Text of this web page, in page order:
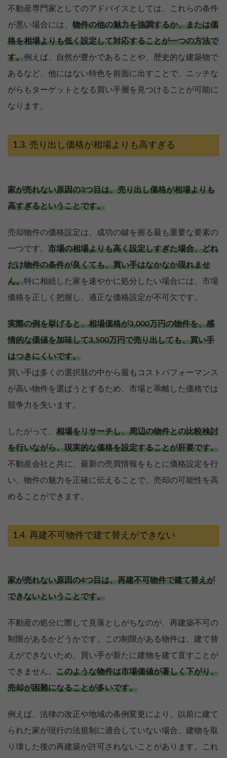
不動産専門家としてのアドバイスとしては、これらの条件
が悪い場合には、 物件の他の魅力を強調するか、または価
格を相場よりも低く設定して対応することが一つの方法で
す。例えば、自然が豊かであることや、歴史的な建築物で
あるなど、他にはない特色を前面に出すことで、ニッチな
がらもターゲットとなる買い手層を見つけることが可能に
なります。
売り出し価格が相場よりも高すぎる
家が売れない原因の3つ目は、売り出し価格が相場よりも
高すぎるということです。
売却物件の価格設定は、成功の鍵を握る最も重要な要素の
一つです。 市場の相場よりも高く設定しすぎた場合、どれ
だけ物件の条件が良くても、買い手はなかなか現れませ
ん。特に相続した家を速やかに処分したい場合には、市場
価格を正しく把握し、適正な価格設定が不可欠です。
実際の例を挙げると、相場価格が3,000万円の物件を、感
情的な価値を加味して3,500万円で売り出しても、買い手
はつきにくいです。
買い手は多くの選択肢の中から最もコストパフォーマンス
が高い物件を選ばうとするため、市場と乖離した価格では
競争力を失います。
したがって、 相場をリサーチし、周辺の物件との比較検討
を行いながら、現実的な価格を設定することが肝要です。
不動産会社と共に、最新の売買情報をもとに価格設定を行
い、物件の魅力を正確に伝えることで、売却の可能性を高
めることができます。
再建不可物件で建て替えができない
家が売れない原因の4つ目は、再建不可物件で建て替えが
できないということです。
不動産の処分に際して見落としがちなのが、再建築不可の
制限があるかどうかです。この制限がある物件は、建て替
えができないため、買い手が新たに建物を建て直すことが
できません。 このような物件は市場価値が著しく下がり、
売却が困難になることが多いです。
例えば、法律の改正や地域の条例変更により、以前に建て
られた家が現行の法規制に適合していない場合、建物を取
り壊した後の再建築が許可されないことがあります。これ